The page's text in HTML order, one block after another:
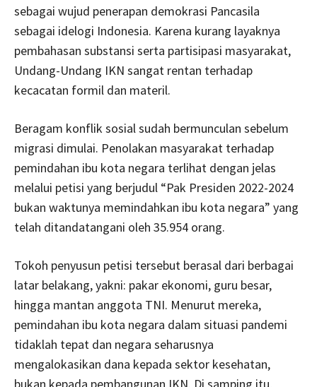
sebagai wujud penerapan demokrasi Pancasila
sebagai idelogi Indonesia. Karena kurang layaknya
pembahasan substansi serta partisipasi masyarakat,
Undang-Undang IKN sangat rentan terhadap
kecacatan formil dan materil.
Beragam konflik sosial sudah bermunculan sebelum
migrasi dimulai. Penolakan masyarakat terhadap
pemindahan ibu kota negara terlihat dengan jelas
melalui petisi yang berjudul “Pak Presiden 2022-2024
bukan waktunya memindahkan ibu kota negara” yang
telah ditandatangani oleh 35.954 orang.
Tokoh penyusun petisi tersebut berasal dari berbagai
latar belakang, yakni: pakar ekonomi, guru besar,
hingga mantan anggota TNI. Menurut mereka,
pemindahan ibu kota negara dalam situasi pandemi
tidaklah tepat dan negara seharusnya
mengalokasikan dana kepada sektor kesehatan,